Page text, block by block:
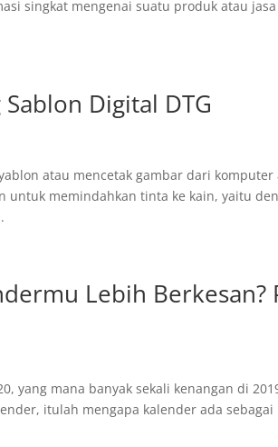
singkat mengenai suatu produk atau
Digital DTG
atau mencetak gambar dari komputer
untuk memindahkan tinta ke kain, yaitu
Lebih Berkesan?
yang mana banyak sekali kenangan di
itulah mengapa kalender ada